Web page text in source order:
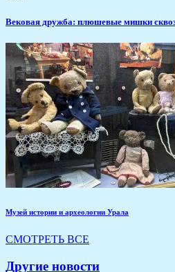
Вековая дружба: плюшевые мишки
Музей истории и археологии Урала
СМОТРЕТЬ ВСЕ
Другие новости